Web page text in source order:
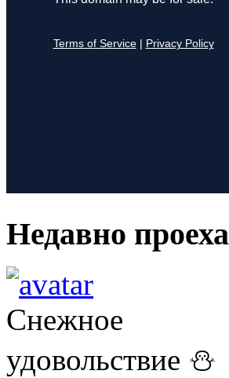
Недавно
Снежное
удовольствие ⛄